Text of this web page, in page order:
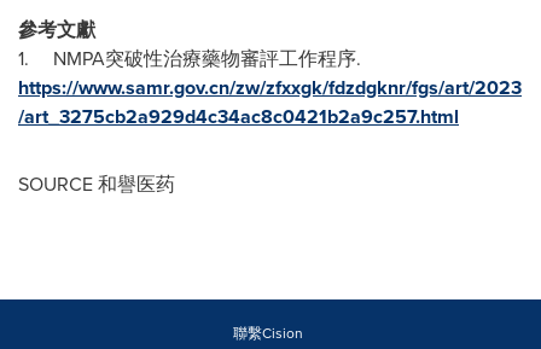
參考文獻
1. NMPA突破性治療藥物審評工作程序.
https://www.samr.gov.cn/zw/zfxxgk/fdzdgknr/fgs/art/2023
/art_3275cb2a929d4c34ac8c0421b2a9c257.html
SOURCE 和譽医药
聯繫Cision